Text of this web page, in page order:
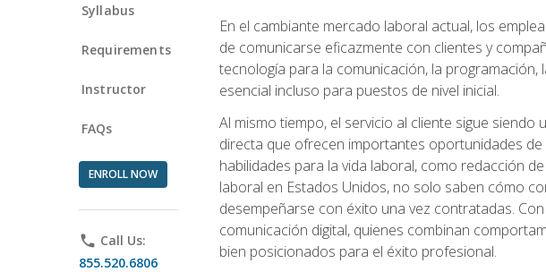
Syllabus
Requirements
Instructor
FAQs
ENROLL NOW
phone Call Us:
855.520.6806
En el cambiante mercado laboral actual, los
de comunicarse eficazmente con clientes y
tecnología para la comunicación, la
esencial incluso para puestos de nivel inicial.
Al mismo tiempo, el servicio al cliente sigue
directa que ofrecen importantes oportunidades
habilidades para la vida laboral, como redacción
laboral en Estados Unidos, no solo saben cómo
desempeñarse con éxito una vez contratadas.
comunicación digital, quienes combinan
bien posicionados para el éxito profesional.